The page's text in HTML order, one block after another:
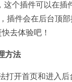
个插件可以在
插件会在后台顶
去体验吧！
方法
打开首页和进入后